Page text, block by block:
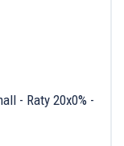
- Raty 20x0% -